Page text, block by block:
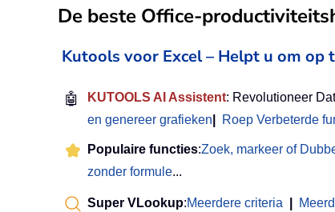
De beste Office-
Kutools voor Excel – Helpt u om op
🤖 KUTOOLS AI Assistent: Revolutioneer
en genereer grafieken
Roep Verbeterde
Populaire functies:Zoek, markeer of
zonder formule...
Super VLookup:Meerdere criteria